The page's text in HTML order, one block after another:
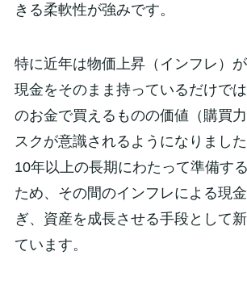
きる柔軟性が強みです。
特に近年は物価上昇（インフレ）が
現金をそのまま持っているだけで
のお金で買えるものの価値（購買
スクが意識されるようになりまし
10年以上の長期にわたって準備す
ため、その間のインフレによる現
ぎ、資産を成長させる手段として
ています。